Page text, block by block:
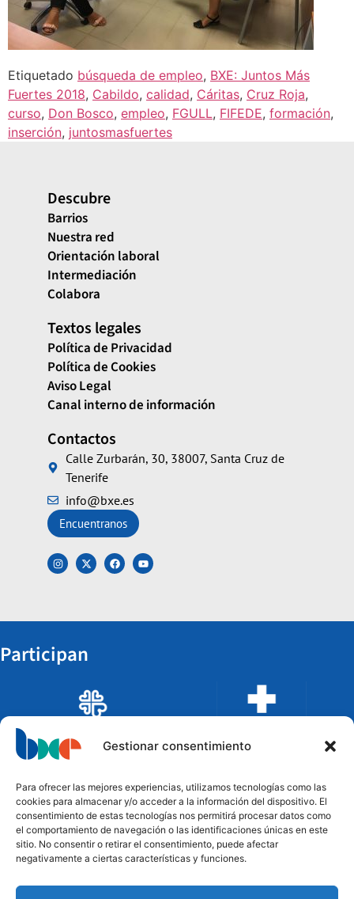
Gestionar consentimiento
Para ofrecer las mejores experiencias, utilizamos tecnologías como las
cookies para almacenar y/o acceder a la información del dispositivo. El
consentimiento de estas tecnologías nos permitirá procesar datos como
el comportamiento de navegación o las identificaciones únicas en este
sitio. No consentir o retirar el consentimiento, puede afectar
negativamente a ciertas características y funciones.
Etiquetado búsqueda de empleo, BXE: Juntos Más
Fuertes 2018, Cabildo, calidad, Cáritas, Cruz Roja,
curso, Don Bosco, empleo, FGULL, FIFEDE, formación,
inserción, juntosmasfuertes
Descubre
Barrios
Nuestra red
Orientación laboral
Intermediación
Colabora
Textos legales
Política de Privacidad
Política de Cookies
Aviso Legal
Canal interno de información
Contactos
Calle Zurbarán, 30, 38007, Santa Cruz de
Tenerife
info@bxe.es
Encuentranos
Participan